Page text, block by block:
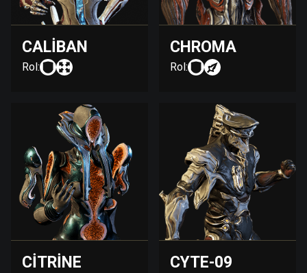
CALIBAN
Rol:
CHROMA
Rol:
CITRINE CYTE-09